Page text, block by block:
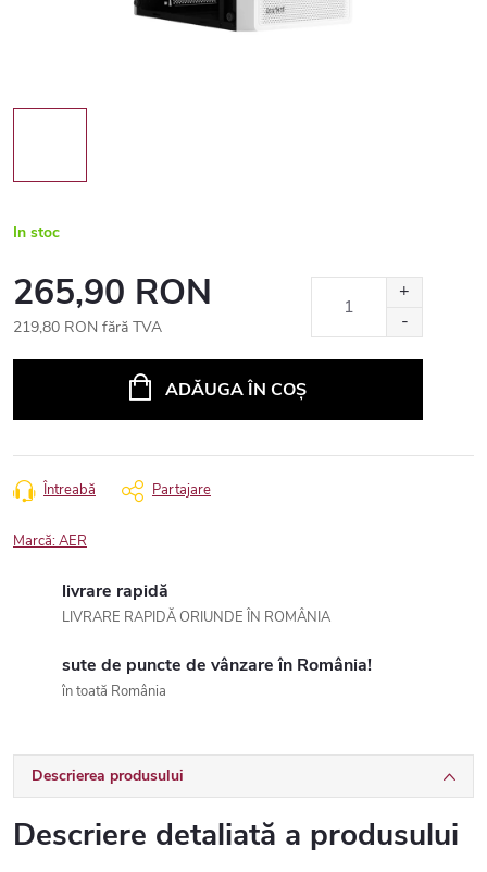
In stoc
265,90 RON
219,80 RON fără TVA
ADĂUGA ÎN COŞ
Întreabă Partajare
Marcă:AER
livrare rapidă
LIVRARE RAPIDĂ ORIUNDE ÎN ROMÂNIA
sute de puncte de vânzare în România!
în toată România
Descrierea produsului
Descriere detaliată a produsului